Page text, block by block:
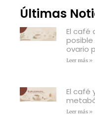
Últimas
El café
posible
ovario
Leer más »
El café
Leer más »